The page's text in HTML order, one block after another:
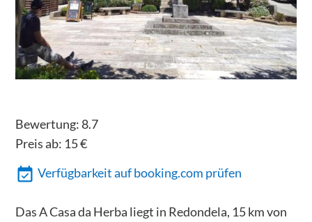
Bewertung: 8.7
Preis ab: 15€
Verfügbarkeit auf booking.com prüfen
Das A Casa da Herba liegt in Redondela, 15 km von